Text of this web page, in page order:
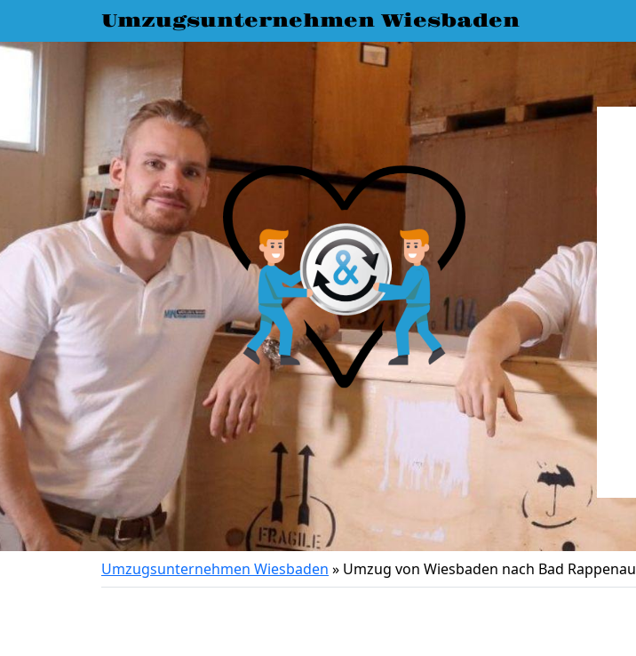
Umzugsunternehmen Wiesbaden
Umzugsunternehmen Wiesbaden » Umzug von Wiesbaden nach Bad Rappenau